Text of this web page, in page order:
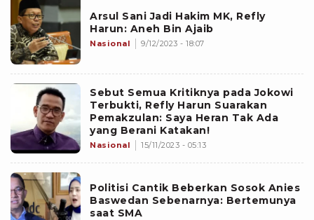
Arsul Sani Jadi Hakim MK, Refly
Harun: Aneh Bin Ajaib
Nasional 9/12/2023 - 18:07
Sebut Semua Kritiknya pada Jokowi
Terbukti, Refly Harun Suarakan
Pemakzulan: Saya Heran Tak Ada
yang Berani Katakan!
Nasional 15/11/2023 - 05:13
Politisi Cantik Beberkan Sosok Anies
Baswedan Sebenarnya: Bertemunya
saat SMA